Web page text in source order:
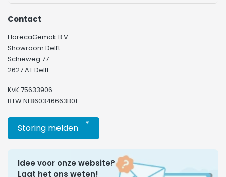
Contact
HorecaGemak B.V.
Showroom Delft
Schieweg 77
2627 AT Delft
KvK 75633906
BTW NL860346663B01
Storing melden *
Idee voor onze website?
Laat het ons weten!